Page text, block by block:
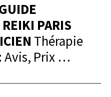
PARIS
Thérapie
Avis, Prix …